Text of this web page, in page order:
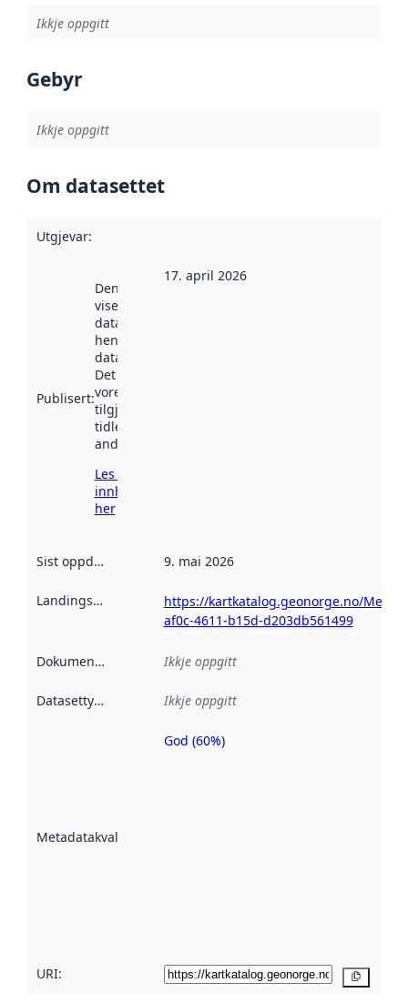
Ikkje oppgitt
Gebyr
Ikkje oppgitt
Om datasettet
Utgjevar:
Publisert:
Denne datoen
viser når
datasettet vart
henta inn av
data.norge.no.
Det kan ha
vore
tilgjengeleg
tidlegare
andre stader.
Les meir om
innhenting
her
17. april 2026
Sist oppdatert 9. mai 2026
Landingsside
https://kartkatalog.geonorge.no/
af0c-4611-b15d-d203db561499
Dokumentasjon Ikkje oppgitt
Datasettype Ikkje oppgitt
Metadatakvalitet
Metadatakvalitet
God (60%)
URI: